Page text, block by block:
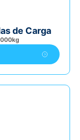
de Carga